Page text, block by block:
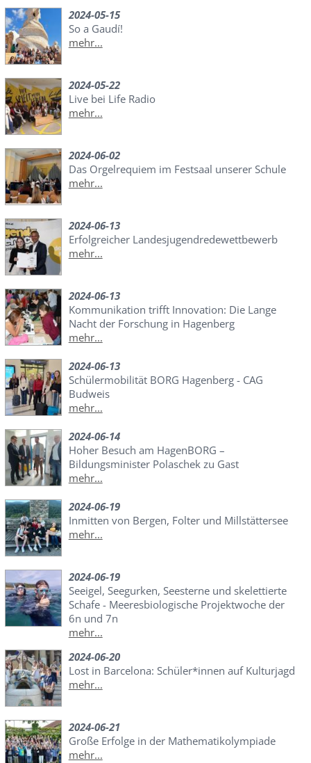
2024-05-15
So a Gaudí!
mehr...
2024-05-22
Live bei Life Radio
mehr...
2024-06-02
Das Orgelrequiem im Festsaal unserer Schule
mehr...
2024-06-13
Erfolgreicher Landesjugendredewettbewerb
mehr...
2024-06-13
Kommunikation trifft Innovation: Die Lange
Nacht der Forschung in Hagenberg
mehr...
2024-06-13
Schülermobilität BORG Hagenberg - CAG
Budweis
mehr...
2024-06-14
Hoher Besuch am HagenBORG –
Bildungsminister Polaschek zu Gast
mehr...
2024-06-19
Inmitten von Bergen, Folter und Millstättersee
mehr...
2024-06-19
Seeigel, Seegurken, Seesterne und skelettierte
Schafe - Meeresbiologische Projektwoche der
6n und 7n
mehr...
2024-06-20
Lost in Barcelona: Schüler*innen auf Kulturjagd
mehr...
2024-06-21
Große Erfolge in der Mathematikolympiade
mehr...